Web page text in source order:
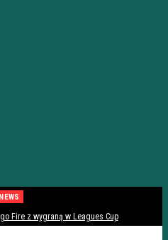
NEWS
Fire z wygraną w Leagues Cup